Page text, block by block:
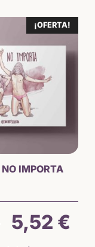
¡OFERTA!
IMPORTA
El
5,52 €